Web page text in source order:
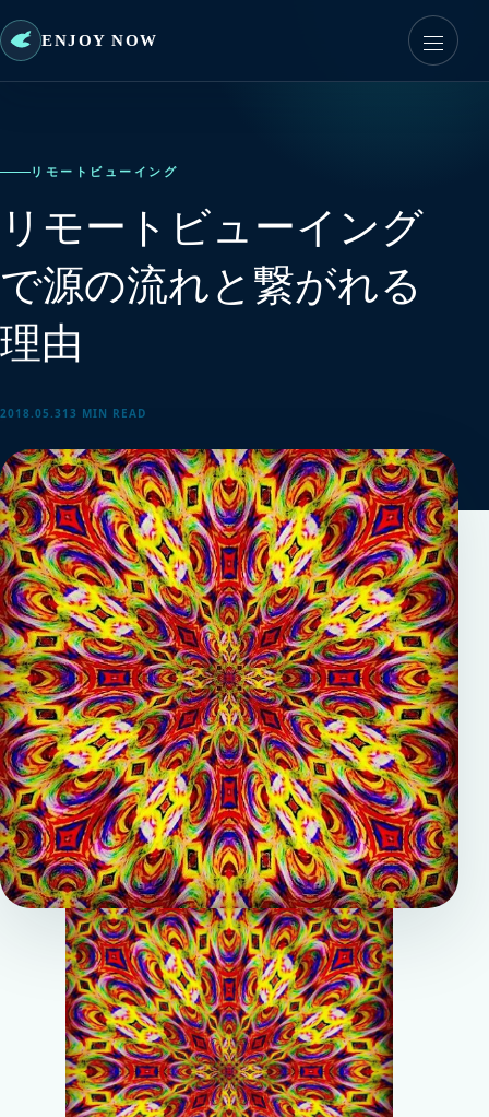
ENJOY NOW
リモートビューイング
リモートビューイング
で源の流れと繋がれる
理由
2018.05.31 3 MIN READ